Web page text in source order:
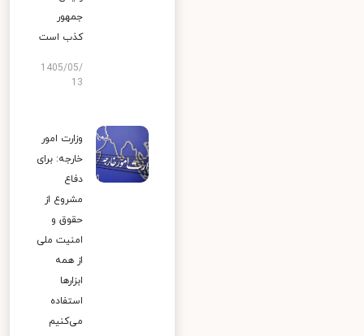
جمهور
کذب است
1405/05/
13
وزارت امور
خارجه: برای
دفاع
مشروع از
حقوق و
امنیت ملی
از همه
ابزارها
استفاده
می‌کنیم